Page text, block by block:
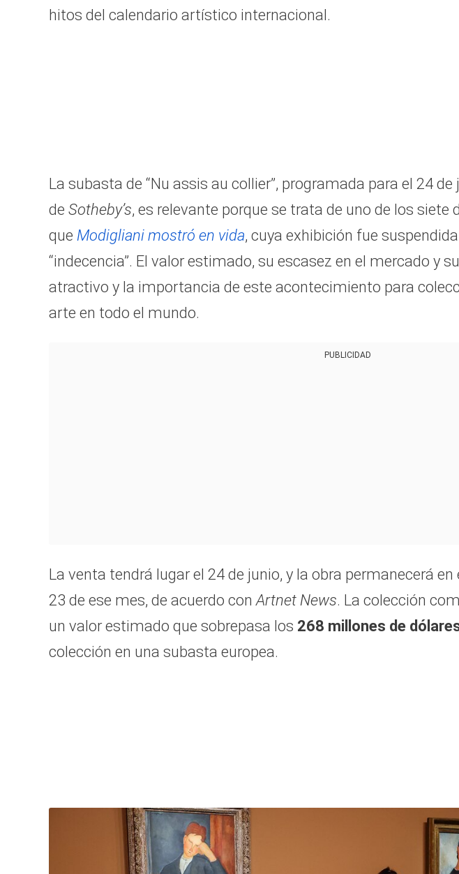
hitos del calendario artístico internacional.
La subasta de “Nu assis au collier”, programada para el 24
de Sotheby’s, es relevante porque se trata de uno de los
que Modigliani mostró en vida, cuya exhibición fue
“indecencia”. El valor estimado, su escasez en el mercado y
atractivo y la importancia de este acontecimiento para
arte en todo el mundo.
PUBLICIDAD
La venta tendrá lugar el 24 de junio, y la obra permanecerá
23 de ese mes, de acuerdo conArtnet News. La colección
un valor estimado que sobrepasa los 268 millones de
colección en una subasta europea.